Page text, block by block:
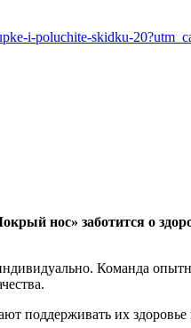
i-poluchite-skidku-
нос» заботится о
Команда
поддерживать их здоровье